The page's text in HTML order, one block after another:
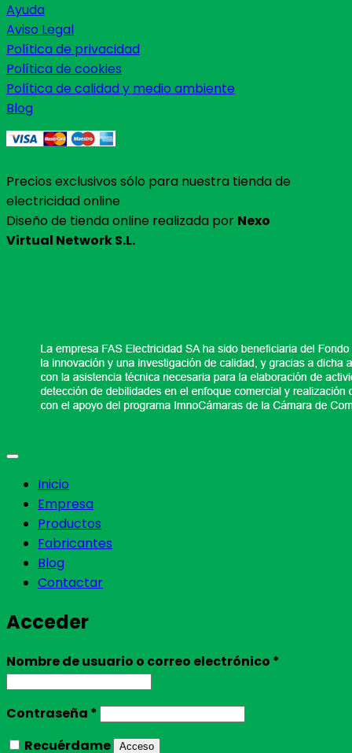
Ayuda
Aviso Legal
Política de privacidad
Política de cookies
Política de calidad y medio ambiente
Blog
Precios exclusivos sólo para nuestra tienda de
electricidad online
Diseño de tienda online realizada por Nexo
Virtual Network S.L.
Inicio
Empresa
Productos
Fabricantes
Blog
Contactar
Acceder
Nombre de usuario o correo electrónico *
Contraseña * Obligatorio
Recuérdame
Acceso